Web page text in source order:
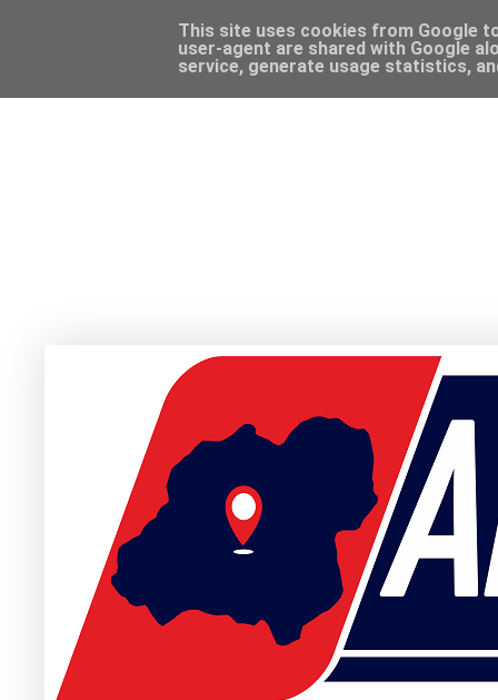
This site uses cookies from Google
user-agent are shared with Google
service, generate usage statistics,